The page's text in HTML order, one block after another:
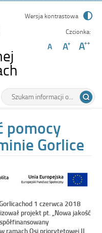
Nowa
jakość
pomocy
społecznej
w
Gminie
Wersja kontrastowa
Czcionka:
Wyszukiwarka
Tutaj
wpisz
frazę:pomocy
Gorlice
1 czerwca 2018
projekt pt. „Nowa jakość
ramach Osi priorytetowej II